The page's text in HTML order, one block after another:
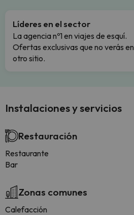
Líderes en el sector
La agencia nº1 en viajes de esquí.
Ofertas exclusivas que no verás en
otro sitio.
Instalaciones y servicios
Restauración
Restaurante
Bar
Zonas comunes
Calefacción